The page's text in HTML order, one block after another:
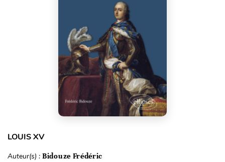
LOUIS XV
Auteur(s) : Bidouze Frédéric